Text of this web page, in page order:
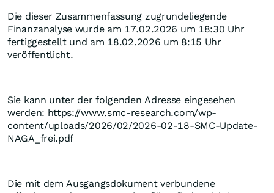
Die dieser Zusammenfassung zugrundeliegende
Finanzanalyse wurde am 17.02.2026 um 18:30 Uhr
fertiggestellt und am 18.02.2026 um 8:15 Uhr
veröffentlicht.
Sie kann unter der folgenden Adresse eingesehen
werden: https://www.smc-research.com/wp-
content/uploads/2026/02/2026-02-18-SMC-Update-
NAGA_frei.pdf
Die mit dem Ausgangsdokument verbundene